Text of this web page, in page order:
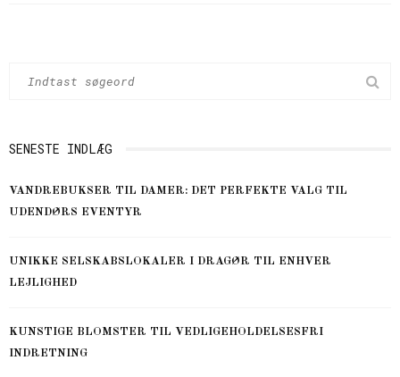
SENESTE INDLÆG
VANDREBUKSER TIL DAMER: DET PERFEKTE VALG TIL
UDENDØRS EVENTYR
UNIKKE SELSKABSLOKALER I DRAGØR TIL ENHVER
LEJLIGHED
KUNSTIGE BLOMSTER TIL VEDLIGEHOLDELSESFRI
INDRETNING